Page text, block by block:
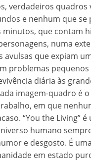
verdadeiros quadros
e nenhum que
minutos, que contam
numa
avulsas que expiam
problemas
diária às
imagem-quadro é
em que
“You the Living”
humano
e desgosto. É
em estado